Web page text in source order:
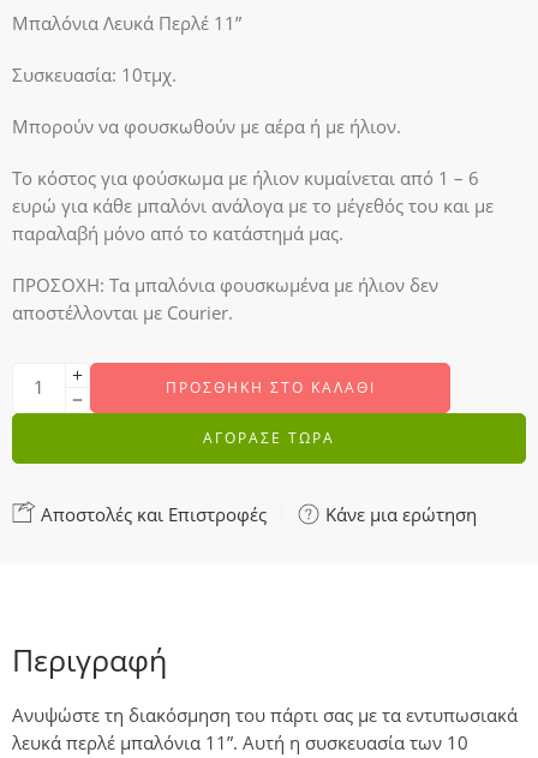
Μπαλόνια Λευκά Περλέ 11”
Συσκευασία: 10τμχ.
Μπορούν να φουσκωθούν με αέρα ή με ήλιον.
Το κόστος για φούσκωμα με ήλιον κυμαίνεται από 1 – 6
ευρώ για κάθε μπαλόνι ανάλογα με το μέγεθός του και με
παραλαβή μόνο από το κατάστημά μας.
ΠΡΟΣΟΧΗ: Τα μπαλόνια φουσκωμένα με ήλιον δεν
αποστέλλονται με Courier.
ΠΡΟΣΘΉΚΗ ΣΤΟ ΚΑΛΆΘΙ
ΑΓΟΡΑΣΕ ΤΩΡΑ
Αποστολές και Επιστροφές Κάνε μια ερώτηση
Περιγραφή
Ανυψώστε τη διακόσμηση του πάρτι σας με τα εντυπωσιακά
λευκά περλέ μπαλόνια 11”. Αυτή η συσκευασία των 10